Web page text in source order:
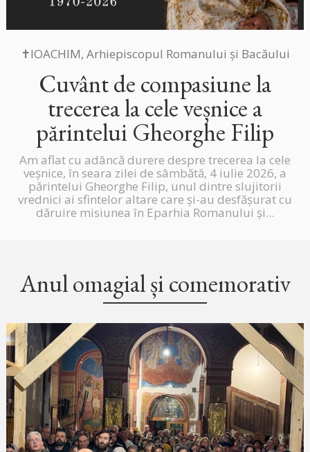
✝IOACHIM, Arhiepiscopul Romanului și Bacăului
Cuvânt de compasiune la
trecerea la cele veșnice a
părintelui Gheorghe Filip
Am aflat cu adâncă durere despre trecerea la cele
veșnice, în seara zilei de sâmbătă, 4 iulie 2026, a
părintelui Gheorghe Filip, unul dintre slujitorii
vrednici ai sfintelor altare care și-au desfășurat cu
dăruire misiunea în Eparhia Romanului și...
Anul omagial și comemorativ